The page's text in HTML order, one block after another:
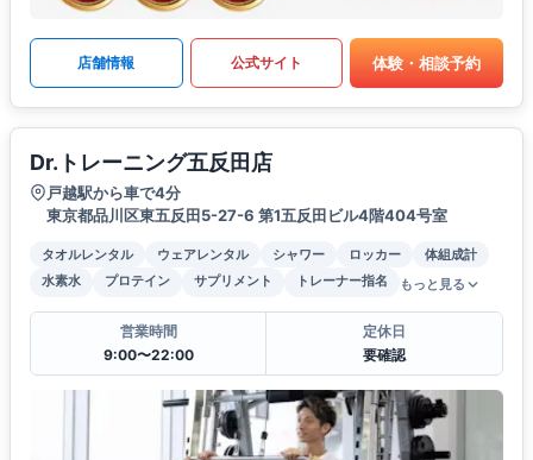
店舗情報 公式サイト 体験・相談予約
Dr.トレーニング五反田店
戸越駅から車で4分
東京都品川区東五反田5-27-6 第1五反田ビル4階404号室
タオルレンタル ウェアレンタル シャワー ロッカー
体組成計
水素水
プロテイン サプリメント トレーナー指名 もっと見る
営業時間
9:00〜22:00
定休日
要確認